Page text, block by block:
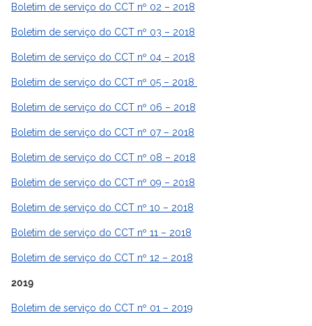
Boletim de serviço do CCT nº 02 – 2018
Boletim de serviço do CCT nº 03 – 2018
Boletim de serviço do CCT nº 04 – 2018
Boletim de serviço do CCT nº 05 – 2018
Boletim de serviço do CCT nº 06 – 2018
Boletim de serviço do CCT nº 07 – 2018
Boletim de serviço do CCT nº 08 – 2018
Boletim de serviço do CCT nº 09 – 2018
Boletim de serviço do CCT nº 10 – 2018
Boletim de serviço do CCT nº 11 – 2018
Boletim de serviço do CCT nº 12 – 2018
2019
Boletim de serviço do CCT nº 01 – 2019